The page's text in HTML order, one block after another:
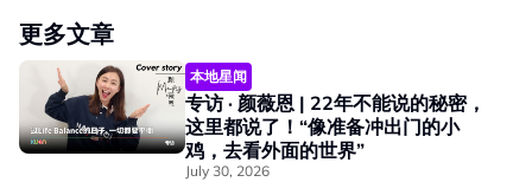
更多文章
本地星闻
专访 · 颜薇恩 | 22年不能说的秘密，
这里都说了！“像准备冲出门的小
鸡，去看外面的世界”
July 30, 2026